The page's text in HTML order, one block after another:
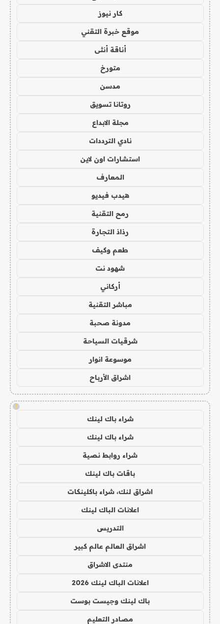
كار نيوز
موقع خبرة التقني
أناقة أنثى
متورخ
مدسن
روتانا تسويق
مجلة الابداع
نادي الترددات
استشارات اون لاين
المعارف
هيدب فيديو
رمح التقنية
رذاذ التجارة
طعم وكيف
شهود نت
أركاني
مباشر التقنية
مدونة صحبة
شرقيات السياحة
موسوعة انوار
اشراق الأرباح
!
شراء باك لينك
شراء باك لينك
شراء روابط نصية
باقات باك لينك
اشراق لنك، شراء باكلينكات
اعلانات الباك لينك
التدريس
اشراق العالم عالم كبير
منتدى الاشراق
اعلانات الباك لينك 2026
باك لينك وجيست بوست
مصادر التعليم